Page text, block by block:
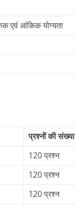
एवं आंकिक योग्‍यता
प्रश्नों की संख्‍या
120 प्रश्‍न
120 प्रश्‍न
120 प्रश्‍न